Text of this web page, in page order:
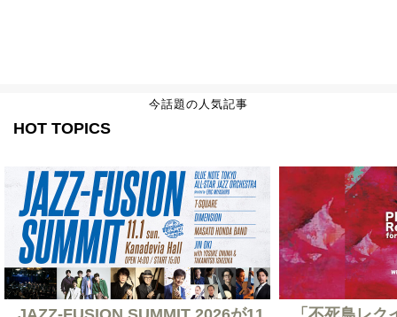
今話題の人気記事
HOT TOPICS